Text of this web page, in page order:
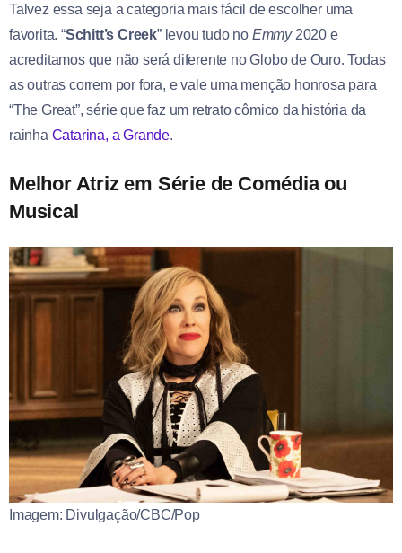
Talvez essa seja a categoria mais fácil de escolher uma
favorita. “Schitt’s Creek” levou tudo no Emmy2020 e
acreditamos que não será diferente no Globo de Ouro. Todas
as outras correm por fora, e vale uma menção honrosa para
“The Great”, série que faz um retrato cômico da história da
rainha Catarina, a Grande.
Melhor Atriz em Série de Comédia ou
Musical
Imagem: Divulgação/CBC/Pop